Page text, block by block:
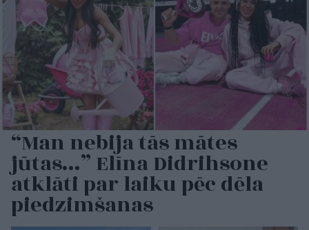
“Man nebija tās mātes
jūtas…” Elīna Didrihsone
atklāti par laiku pēc dēla
piedzimšanas